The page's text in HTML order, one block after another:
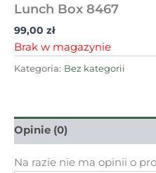
Lunch Box 8467
99,00 zł
Brak w magazynie
Kategoria: Bez kategorii
Opinie (0)
Na razie nie ma opinii o